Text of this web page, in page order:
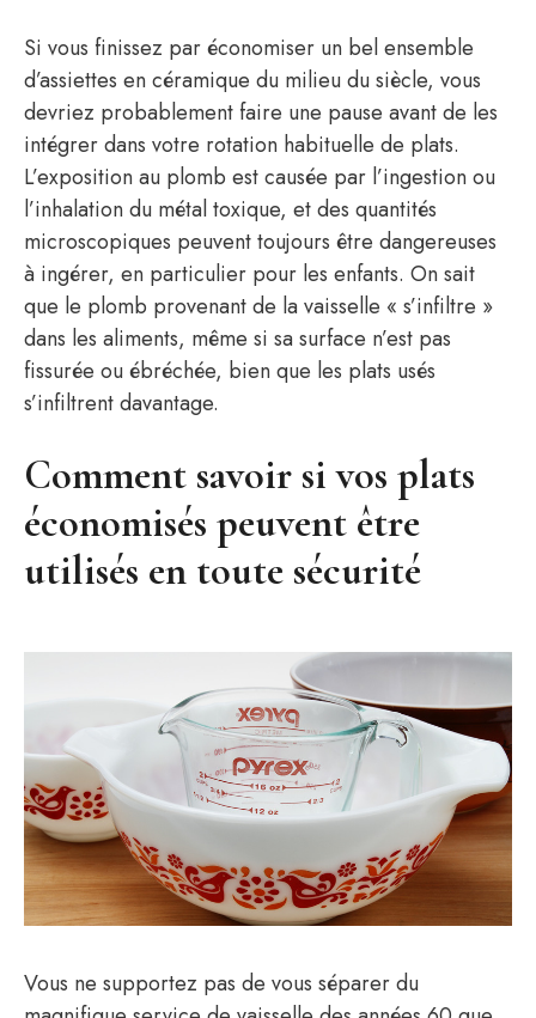
Si vous finissez par économiser un bel ensemble
d’assiettes en céramique du milieu du siècle, vous
devriez probablement faire une pause avant de les
intégrer dans votre rotation habituelle de plats.
L’exposition au plomb est causée par l’ingestion ou
l’inhalation du métal toxique, et des quantités
microscopiques peuvent toujours être dangereuses
à ingérer, en particulier pour les enfants. On sait
que le plomb provenant de la vaisselle « s’infiltre »
dans les aliments, même si sa surface n’est pas
fissurée ou ébréchée, bien que les plats usés
s’infiltrent davantage.
Comment savoir si vos plats
économisés peuvent être
utilisés en toute sécurité
Vous ne supportez pas de vous séparer du